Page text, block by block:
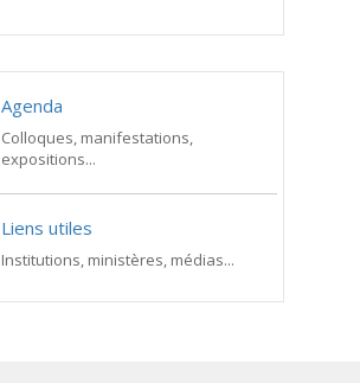
Agenda
Colloques, manifestations,
expositions...
Liens utiles
Institutions, ministères, médias...